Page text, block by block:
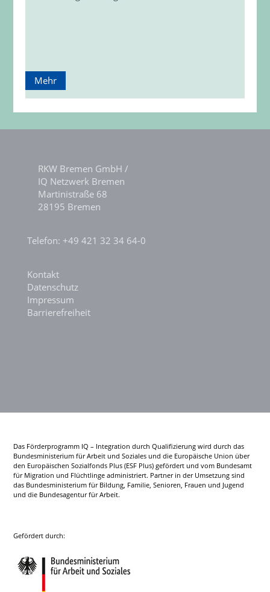
Mehr
RKW Bremen GmbH /
IQ Netzwerk Bremen
Martinistraße 68
28195 Bremen
Telefon: +49 421 32 34 64-0
Kontakt
Datenschutz
Impressum
Barrierefreiheit
Das Förderprogramm IQ – Integration durch Qualifizierung wird durch das
Bundesministerium für Arbeit und Soziales und die Europäische Union über
den Europäischen Sozialfonds Plus (ESF Plus) gefördert und vom Bundesamt
für Migration und Flüchtlinge administriert. Partner in der Umsetzung sind
das Bundesministerium für Bildung, Familie, Senioren, Frauen und Jugend
und die Bundesagentur für Arbeit.
Gefördert durch: